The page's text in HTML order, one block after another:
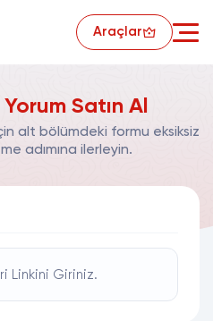
Araçlar
Satın Al
alt bölümdeki formu eksiksiz
adımına ilerleyin.
Linkini Giriniz.